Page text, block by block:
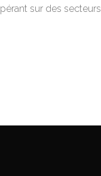
sur des secteurs